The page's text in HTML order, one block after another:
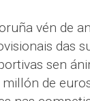
vén de
das
sen
de